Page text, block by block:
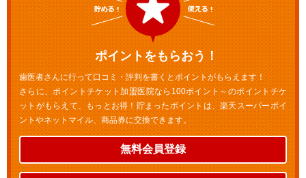
ポイントをもらおう！
歯医者さんに行って口コミ・評判を書くとポイントがもらえます！
さらに、ポイントチケット加盟医院なら100ポイント～のポイントチケ
ットがもらえて、もっとお得！貯まったポイントは、楽天スーパーポイ
ントやネットマイル、商品券に交換できます。
無料会員登録